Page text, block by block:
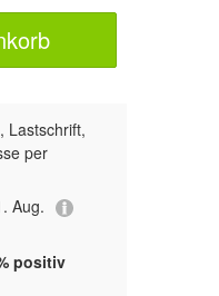
Lastschrift,
per
Aug.
positiv